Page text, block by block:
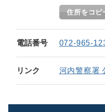
住所をコピ
電話番号 072-965-
リンク 河内警察署